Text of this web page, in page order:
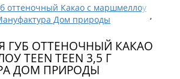
ГУБ ОТТЕНОЧНЫЙ КАКАО
TEEN TEEN 3,5 Г
ДОМ ПРИРОДЫ